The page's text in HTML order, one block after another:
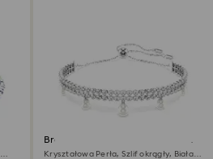
Bransoletka Ariana Grande x
Swarovski
Kryształowa Perła, Szlif okrągły, Biała,